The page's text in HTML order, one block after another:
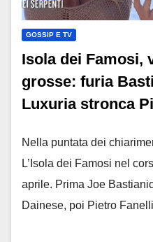
GOSSIP E TV
Isola dei Famosi,
grosse: furia
Luxuria stronca
Nella puntata dei
L’Isola dei Famosi nel
aprile. Prima Joe
Dainese, poi Pietro